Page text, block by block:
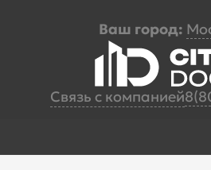
Ваш город:
Связь с компанией